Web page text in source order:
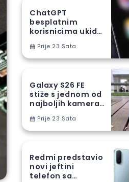
ChatGPT
besplatnim
korisnicima ukida
ograničenja
Prije 23 Sata
Galaxy S26 FE
stiže s jednom od
najboljih kamera
serije
Prije 23 Sata
Redmi predstavio
novi jeftini
telefon sa